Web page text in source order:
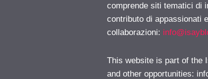
comprende siti tematici di
contributo di appassionati
collaborazioni:
This website is part of the
and other opportunities: